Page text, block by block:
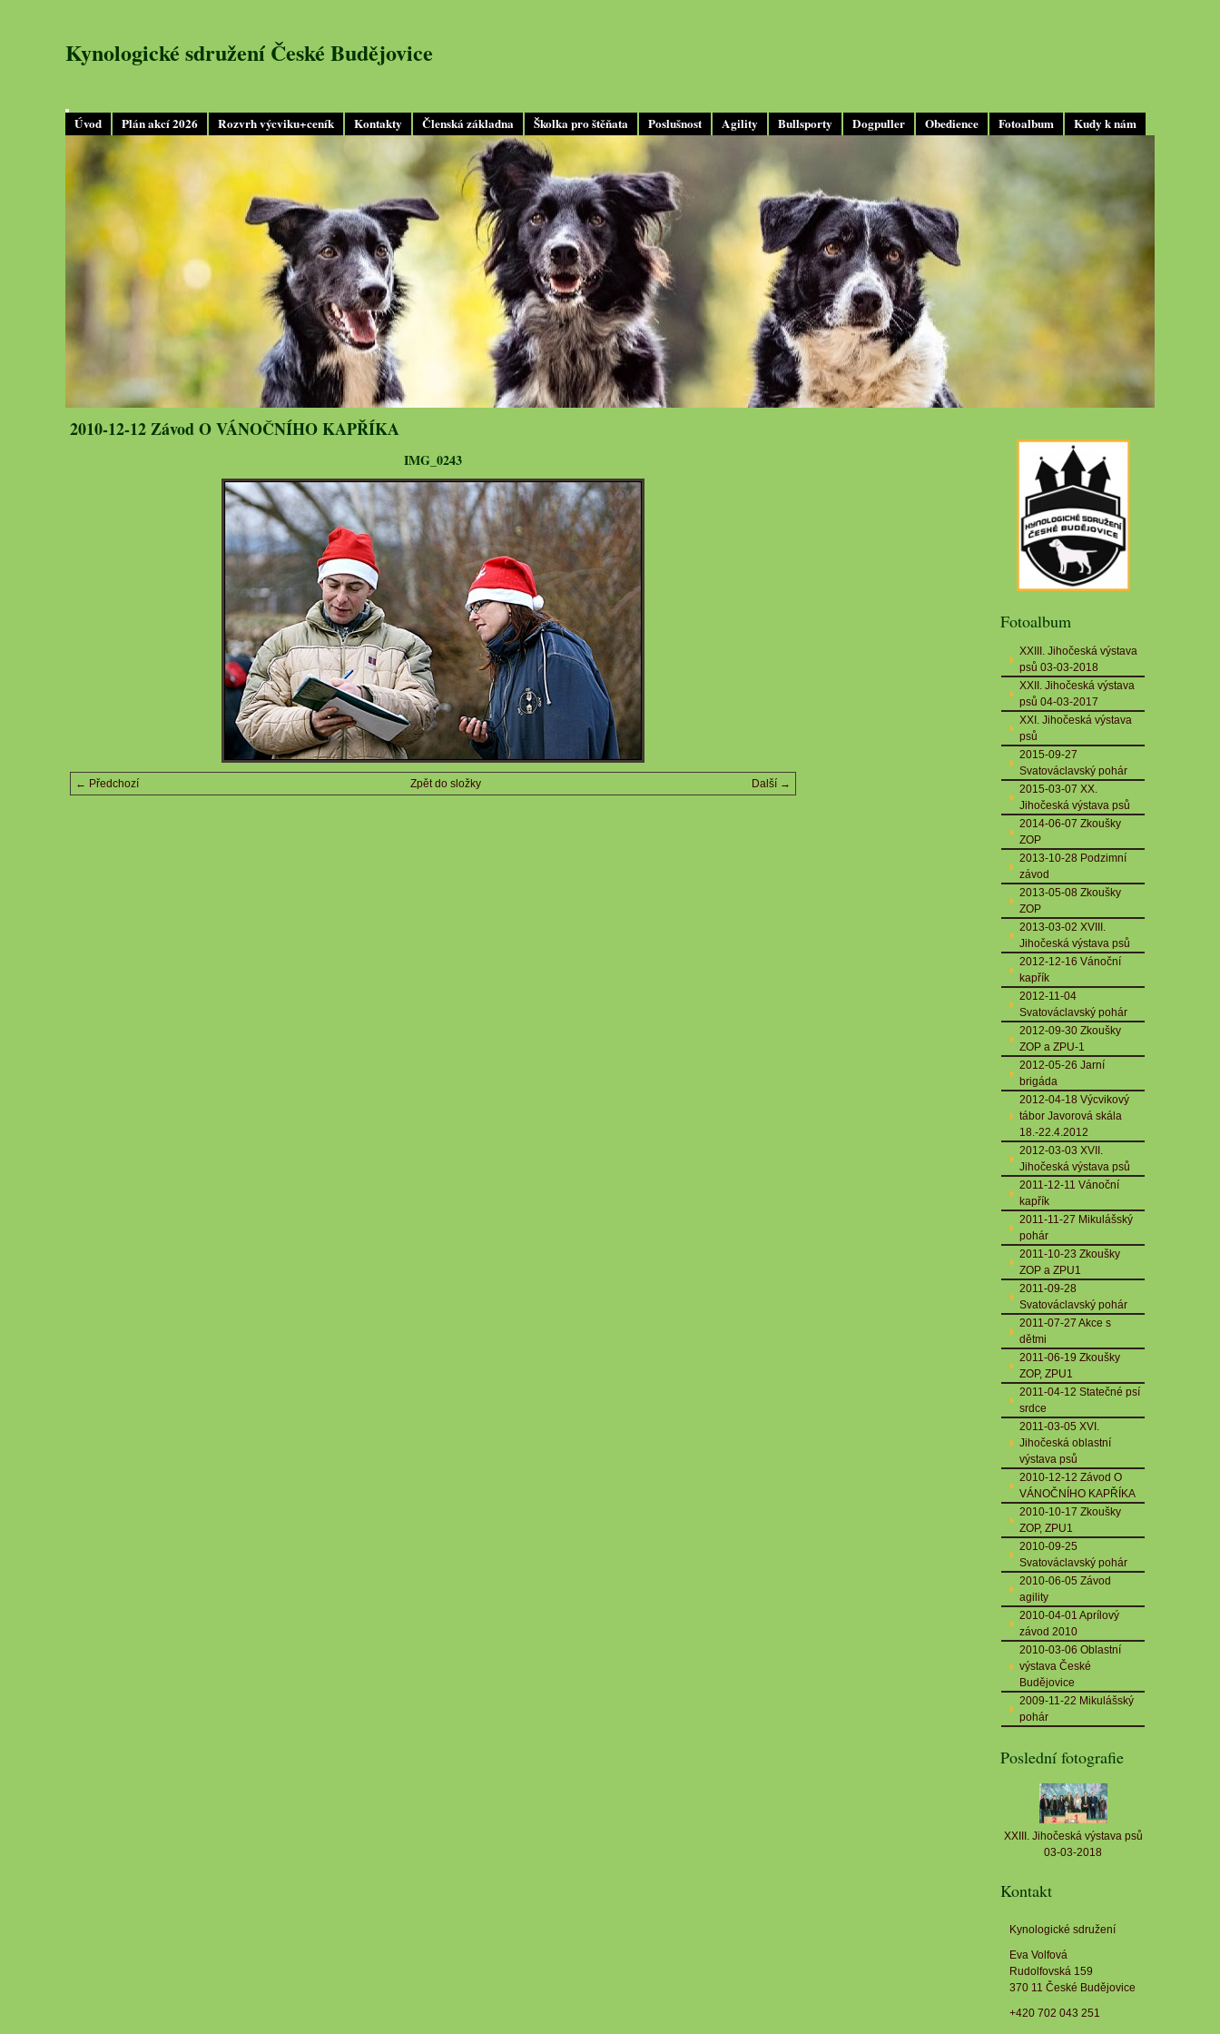
Úvod Plán akcí 2026 Rozvrh výcviku+ceník Kontakty Členská základna Školka pro štěňata Poslušnost Agility Bullsporty Dogpuller Obedience Fotoalbum Kudy k nám
Kynologické sdružení České Budějovice
2010-12-12 Závod O VÁNOČNÍHO KAPŘÍKA
IMG_0243
← Předchozí Další →
Zpět do složky
Fotoalbum
XXIII. Jihočeská výstava
psů 03-03-2018
XXII. Jihočeská výstava
psů 04-03-2017
XXI. Jihočeská výstava
psů
2015-09-27
Svatováclavský pohár
2015-03-07 XX.
Jihočeská výstava psů
2014-06-07 Zkoušky
ZOP
2013-10-28 Podzimní
závod
2013-05-08 Zkoušky
ZOP
2013-03-02 XVIII.
Jihočeská výstava psů
2012-12-16 Vánoční
kapřík
2012-11-04
Svatováclavský pohár
2012-09-30 Zkoušky
ZOP a ZPU-1
2012-05-26 Jarní
brigáda
2012-04-18 Výcvikový
tábor Javorová skála
18.-22.4.2012
2012-03-03 XVII.
Jihočeská výstava psů
2011-12-11 Vánoční
kapřík
2011-11-27 Mikulášský
pohár
2011-10-23 Zkoušky
ZOP a ZPU1
2011-09-28
Svatováclavský pohár
2011-07-27 Akce s
dětmi
2011-06-19 Zkoušky
ZOP, ZPU1
2011-04-12 Statečné psí
srdce
2011-03-05 XVI.
Jihočeská oblastní
výstava psů
2010-12-12 Závod O
VÁNOČNÍHO KAPŘÍKA
2010-10-17 Zkoušky
ZOP, ZPU1
2010-09-25
Svatováclavský pohár
2010-06-05 Závod
agility
2010-04-01 Aprílový
závod 2010
2010-03-06 Oblastní
výstava České
Budějovice
2009-11-22 Mikulášský
pohár
Poslední fotografie
XXIII. Jihočeská výstava psů
03-03-2018
Kontakt
Kynologické sdružení
Eva Volfová
Rudolfovská 159
370 11 České Budějovice
+420 702 043 251